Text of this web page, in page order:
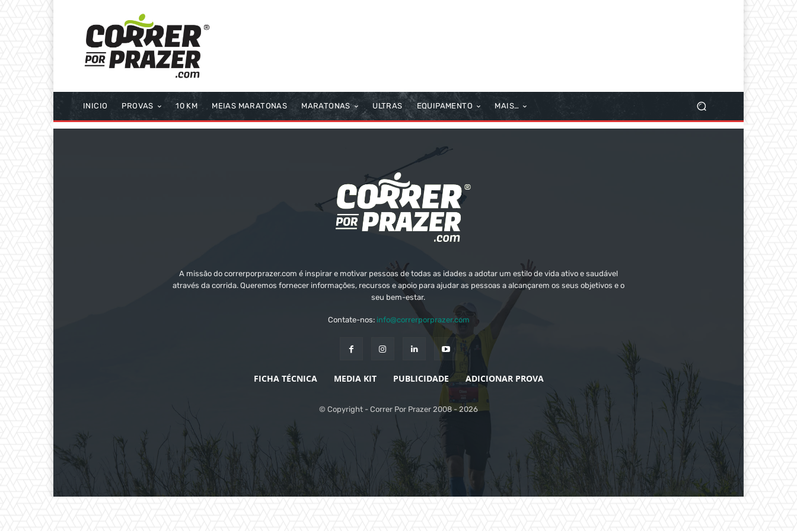
INICIO PROVAS 10 KM MEIAS MARATONAS MARATONAS ULTRAS EQUIPAMENTO MAIS…
A missão do correrporprazer.com é inspirar e motivar pessoas de todas as idades a adotar um estilo de vida ativo e saudável
através da corrida. Queremos fornecer informações, recursos e apoio para ajudar as pessoas a alcançarem os seus objetivos e o
seu bem-estar.
Contate-nos: info@correrporprazer.com
FICHA TÉCNICA MEDIA KIT PUBLICIDADE ADICIONAR PROVA
© Copyright - Correr Por Prazer 2008 - 2026